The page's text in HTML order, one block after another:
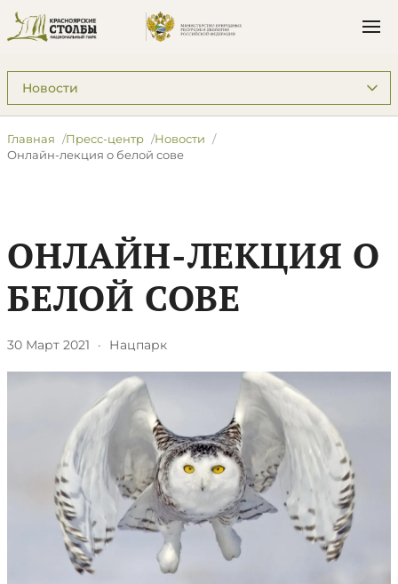
Подразделы: Пресс-центр
Главная Пресс-центр
Новости
Онлайн-лекция о белой сове
ОНЛАЙН-ЛЕКЦИЯ О
БЕЛОЙ СОВЕ
30 Март 2021 · Нацпарк